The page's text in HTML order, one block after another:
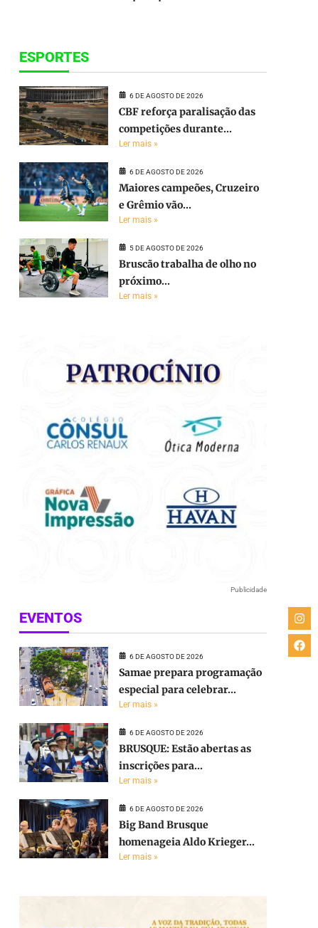
ESPORTES
6 DE AGOSTO DE 2026
CBF reforça paralisação das
competições durante...
Ler mais »
6 DE AGOSTO DE 2026
Maiores campeões, Cruzeiro
e Grêmio vão...
Ler mais »
5 DE AGOSTO DE 2026
Bruscão trabalha de olho no
próximo...
Ler mais »
Publicidade
EVENTOS
6 DE AGOSTO DE 2026
Samae prepara programação
especial para celebrar...
Ler mais »
6 DE AGOSTO DE 2026
BRUSQUE: Estão abertas as
inscrições para...
Ler mais »
6 DE AGOSTO DE 2026
Big Band Brusque
homenageia Aldo Krieger...
Ler mais »